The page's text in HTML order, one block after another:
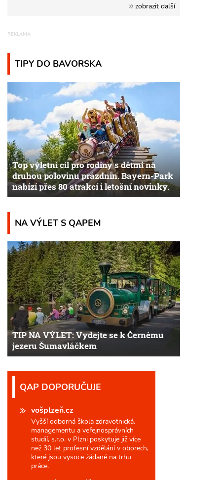
zobrazit další
TIPY DO BAVORSKA
Top výletní cíl pro rodiny s dětmi na
druhou polovinu prázdnin. Bayern-Park
nabízí přes 80 atrakcí i letošní novinky.
NA VÝLET S QAPEM
TIP NA VÝLET: Vydejte se k Černému
jezeru Šumavláčkem
QAP DOPORUČUJE
vošplzeň.cz
Vyšší odborná škola zdravotnická,
managementu a veřejnosprávních
studií, s.r.o. v Plzni poskytuje již více
než 30 let profesní vzdělání v oborech,
které jsou vysoce žádané na trhu
práce.